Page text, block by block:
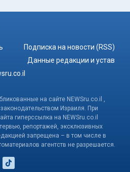
Подписка на новости (RSS)
Данные редакции и устав
на сайте NEWSru.co.il ,
Израиля. При
гиперссылка на NEWSru.co.il
репортажей, эксклюзивных
запрещена – в том числе в
агентств не разрешается.